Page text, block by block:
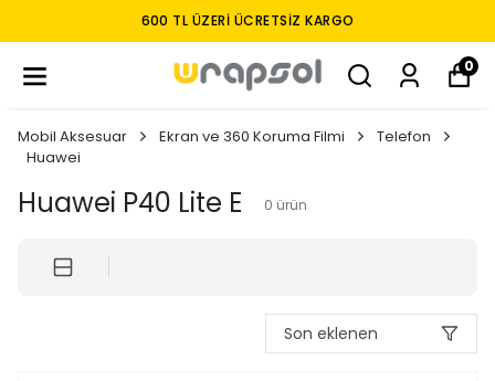
600 TL ÜZERI ÜCRETSIZ KARGO
0
Mobil Aksesuar Ekran ve 360 Koruma Filmi
Telefon
Huawei
Huawei P40 Lite E 0 ürün
Son eklenen